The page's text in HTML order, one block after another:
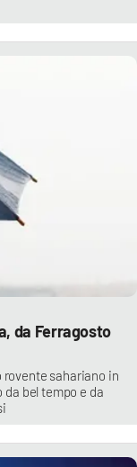
da Ferragosto
rovente sahariano in
bel tempo e da